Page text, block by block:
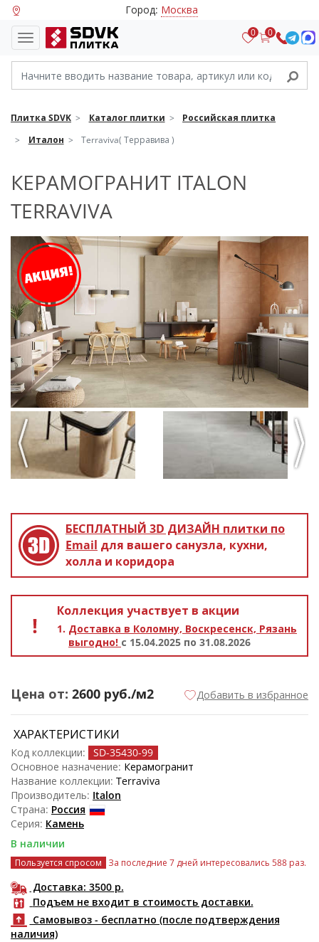
Город: Москва
0 0
Плитка SDVK Каталог плитки
Российская плитка
Италон
Terraviva( Терравива )
КЕРАМОГРАНИТ ITALON
TERRAVIVA
Previous Next
БЕСПЛАТНЫЙ 3D ДИЗАЙН плитки по
Email для вашего санузла, кухни,
холла и коридора
Коллекция участвует в акции
Доставка в Коломну, Воскресенск, Рязань
выгодно! с 15.04.2025 по 31.08.2026
Цена от: 2600 руб./м2 Добавить в избранное
ХАРАКТЕРИСТИКИ
Код коллекции: SD-35430-99
Основное назначение: Керамогранит
Название коллекции: Terraviva
Производитель: Italon
Страна: Россия
Серия: Камень
В наличии
Пользуется спросом За последние 7 дней интересовались 588 раз.
Доставка: 3500 р.
Подъем не входит в стоимость доставки.
Самовывоз - бесплатно (после подтверждения
наличия)